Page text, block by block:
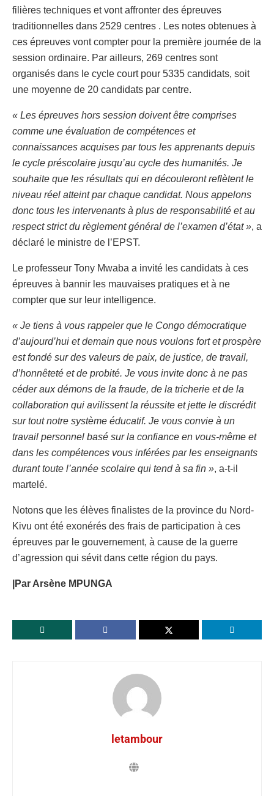
filières techniques et vont affronter des épreuves
traditionnelles dans 2529 centres . Les notes obtenues à
ces épreuves vont compter pour la première journée de la
session ordinaire. Par ailleurs, 269 centres sont
organisés dans le cycle court pour 5335 candidats, soit
une moyenne de 20 candidats par centre.
« Les épreuves hors session doivent être comprises
comme une évaluation de compétences et
connaissances acquises par tous les apprenants depuis
le cycle préscolaire jusqu’au cycle des humanités. Je
souhaite que les résultats qui en découleront reflètent le
niveau réel atteint par chaque candidat. Nous appelons
donc tous les intervenants à plus de responsabilité et au
respect strict du règlement général de l’examen d’état », a
déclaré le ministre de l’EPST.
Le professeur Tony Mwaba a invité les candidats à ces
épreuves à bannir les mauvaises pratiques et à ne
compter que sur leur intelligence.
« Je tiens à vous rappeler que le Congo démocratique
d’aujourd’hui et demain que nous voulons fort et prospère
est fondé sur des valeurs de paix, de justice, de travail,
d’honnêteté et de probité. Je vous invite donc à ne pas
céder aux démons de la fraude, de la tricherie et de la
collaboration qui avilissent la réussite et jette le discrédit
sur tout notre système éducatif. Je vous convie à un
travail personnel basé sur la confiance en vous-même et
dans les compétences vous inférées par les enseignants
durant toute l’année scolaire qui tend à sa fin », a-t-il
martelé.
Notons que les élèves finalistes de la province du Nord-
Kivu ont été exonérés des frais de participation à ces
épreuves par le gouvernement, à cause de la guerre
d’agression qui sévit dans cette région du pays.
|Par Arsène MPUNGA
letambour